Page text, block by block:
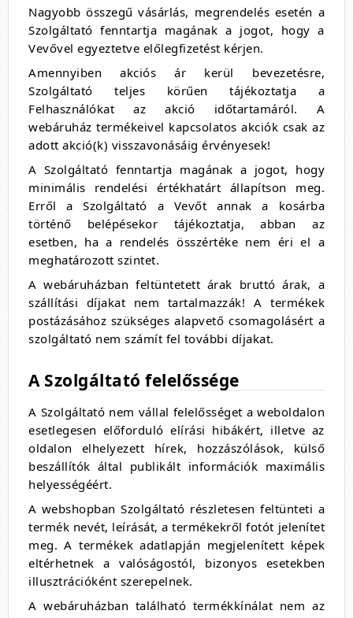
Nagyobb összegű vásárlás, megrendelés esetén a
Szolgáltató fenntartja magának a jogot, hogy a
Vevővel egyeztetve előlegfizetést kérjen.
Amennyiben akciós ár kerül bevezetésre,
Szolgáltató teljes körűen tájékoztatja a
Felhasználókat az akció időtartamáról. A
webáruház termékeivel kapcsolatos akciók csak az
adott akció(k) visszavonásáig érvényesek!
A Szolgáltató fenntartja magának a jogot, hogy
minimális rendelési értékhatárt állapítson meg.
Erről a Szolgáltató a Vevőt annak a kosárba
történő belépésekor tájékoztatja, abban az
esetben, ha a rendelés összértéke nem éri el a
meghatározott szintet.
A webáruházban feltüntetett árak bruttó árak, a
szállítási díjakat nem tartalmazzák! A termékek
postázásához szükséges alapvető csomagolásért a
szolgáltató nem számít fel további díjakat.
A Szolgáltató felelőssége
A Szolgáltató nem vállal felelősséget a weboldalon
esetlegesen előforduló elírási hibákért, illetve az
oldalon elhelyezett hírek, hozzászólások, külső
beszállítók által publikált információk maximális
helyességéért.
A webshopban Szolgáltató részletesen feltünteti a
termék nevét, leírását, a termékekről fotót jelenítet
meg. A termékek adatlapján megjelenített képek
eltérhetnek a valóságostól, bizonyos esetekben
illusztrációként szerepelnek.
A webáruházban található termékkínálat nem az